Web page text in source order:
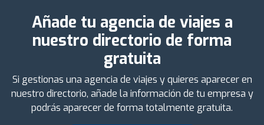
Añade tu agencia de viajes a
nuestro directorio de forma
gratuita
Si gestionas una agencia de viajes y quieres aparecer en
nuestro directorio, añade la información de tu empresa y
podrás aparecer de forma totalmente gratuita.